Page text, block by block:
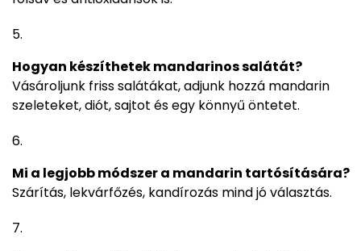
Hogyan készíthetek mandarinos salátát?
Vásároljunk friss salátákat, adjunk hozzá mandarin
szeleteket, diót, sajtot és egy könnyű öntetet.
Mi a legjobb módszer a mandarin tartósítására?
Szárítás, lekvárfőzés, kandírozás mind jó választás.